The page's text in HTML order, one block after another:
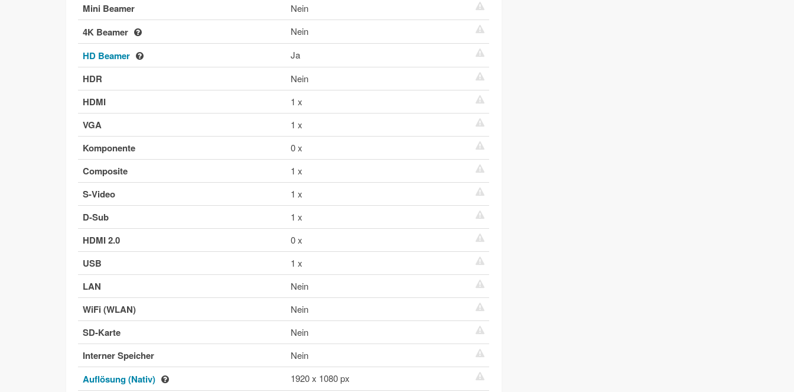
Mini Beamer Nein
4K Beamer Nein
HD Beamer Ja
HDR Nein
HDMI 1 x
VGA 1 x
Komponente 0 x
Composite 1 x
S-Video 1 x
D-Sub 1 x
HDMI 2.0 0 x
USB 1 x
LAN Nein
WiFi (WLAN) Nein
SD-Karte Nein
Interner Speicher Nein
Auflösung (Nativ) 1920 x 1080 px